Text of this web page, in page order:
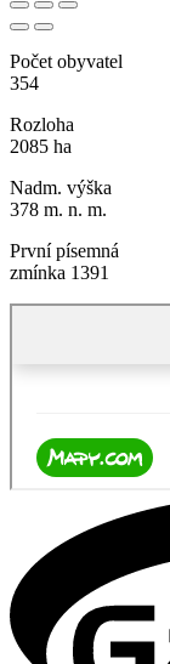
Počet obyvatel
354
Rozloha
2085 ha
Nadm. výška
378 m. n. m.
První písemná
zmínka 1391